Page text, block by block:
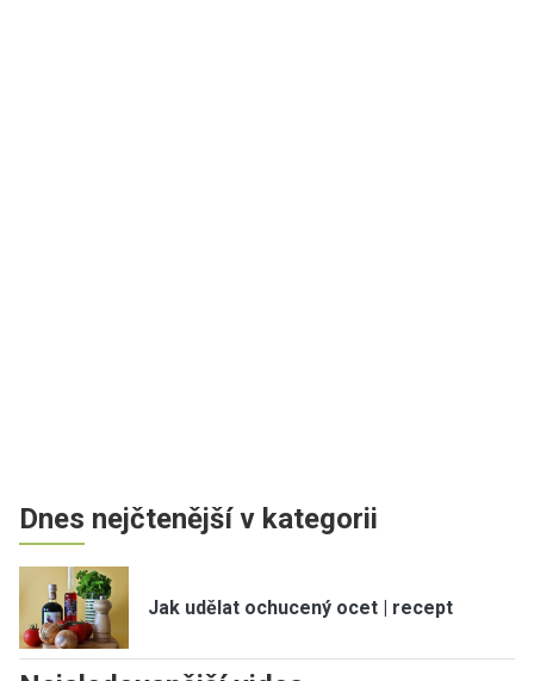
Dnes nejčtenější v kategorii
Jak udělat ochucený ocet | recept